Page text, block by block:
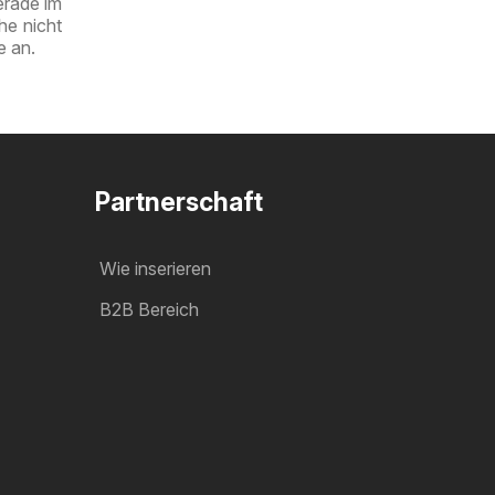
nicht
an.
Partnerschaft
Wie inserieren
B2B Bereich